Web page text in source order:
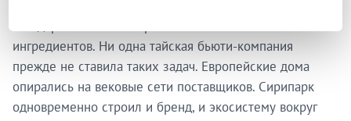
ингредиентов. Ни одна тайская бьюти-компания
прежде не ставила таких задач. Европейские дома
опирались на вековые сети поставщиков. Сирипарк
одновременно строил и бренд, и экосистему вокруг